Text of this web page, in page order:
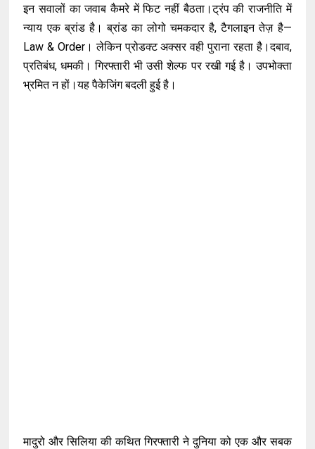
इन सवालों का जवाब कैमरे में फिट नहीं बैठता।ट्रंप की राजनीति में
न्याय एक ब्रांड है। ब्रांड का लोगो चमकदार है, टैगलाइन तेज़ है—
Law & Order। लेकिन प्रोडक्ट अक्सर वही पुराना रहता है।दबाव,
प्रतिबंध, धमकी। गिरफ्तारी भी उसी शेल्फ पर रखी गई है। उपभोक्ता
भ्रमित न हों।यह पैकेजिंग बदली हुई है।
मादुरो और सिलिया की कथित गिरफ्तारी ने दुनिया को एक और सबक